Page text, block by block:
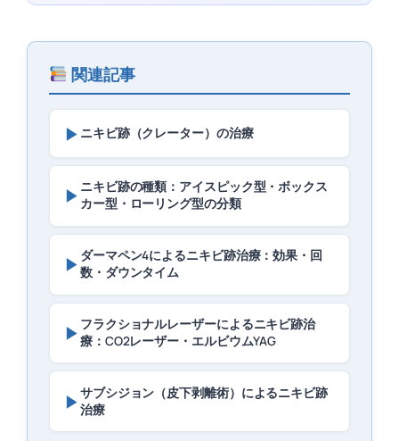
関連記事
▶ ニキビ跡（クレーター）の治療
▶ ニキビ跡の種類：アイスピック型・ボックス
カー型・ローリング型の分類
▶ ダーマペン4によるニキビ跡治療：効果・回
数・ダウンタイム
▶ フラクショナルレーザーによるニキビ跡治
療：CO2レーザー・エルビウムYAG
▶サブシジョン（皮下剥離術）によるニキビ跡
治療